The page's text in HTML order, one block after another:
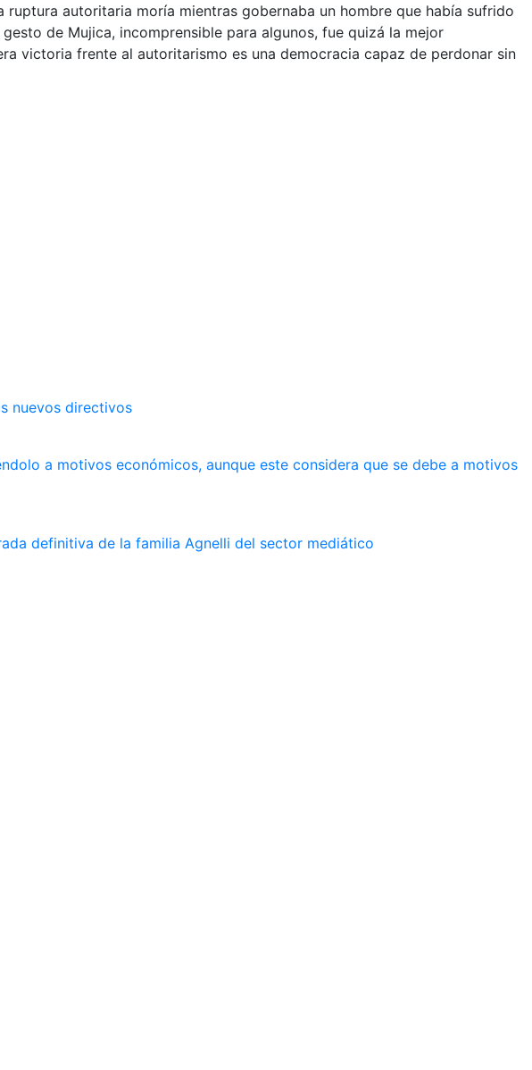
autoritaria moría mientras gobernaba un hombre que había sufrido
de Mujica, incomprensible para algunos, fue quizá la mejor
victoria frente al autoritarismo es una democracia capaz de perdonar sin
nuevos directivos
a motivos económicos, aunque este considera que se debe a motivos
definitiva de la familia Agnelli del sector mediático